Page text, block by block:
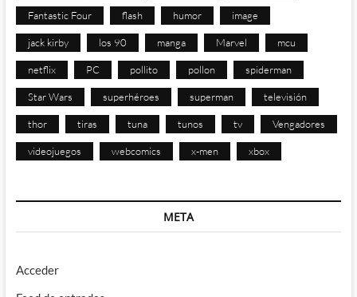
Fantastic Four flash humor image
jack kirby los 90 manga Marvel mcu
netflix PC pollito pollon spiderman
Star Wars superhéroes superman televisión
thor tiras tuna tunos tv Vengadores
videojuegos webcomics x-men xbox
META
Acceder